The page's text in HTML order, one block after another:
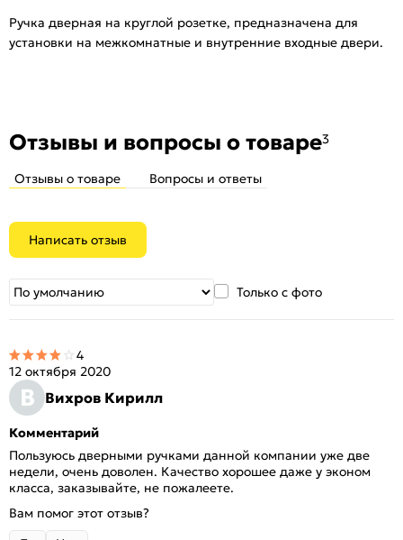
Ручка дверная на круглой розетке, предназначена для
установки на межкомнатные и внутренние входные двери.
Отзывы и вопросы о товаре3
Отзывы о товаре Вопросы и ответы
Написать отзыв
Только с фото
В Вихров Кирилл
12 октября 2020
4
Комментарий
Пользуюсь дверными ручками данной компании уже две
недели, очень доволен. Качество хорошее даже у эконом
класса, заказывайте, не пожалеете.
Вам помог этот отзыв?